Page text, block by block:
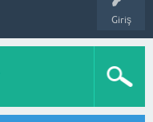
Giriş